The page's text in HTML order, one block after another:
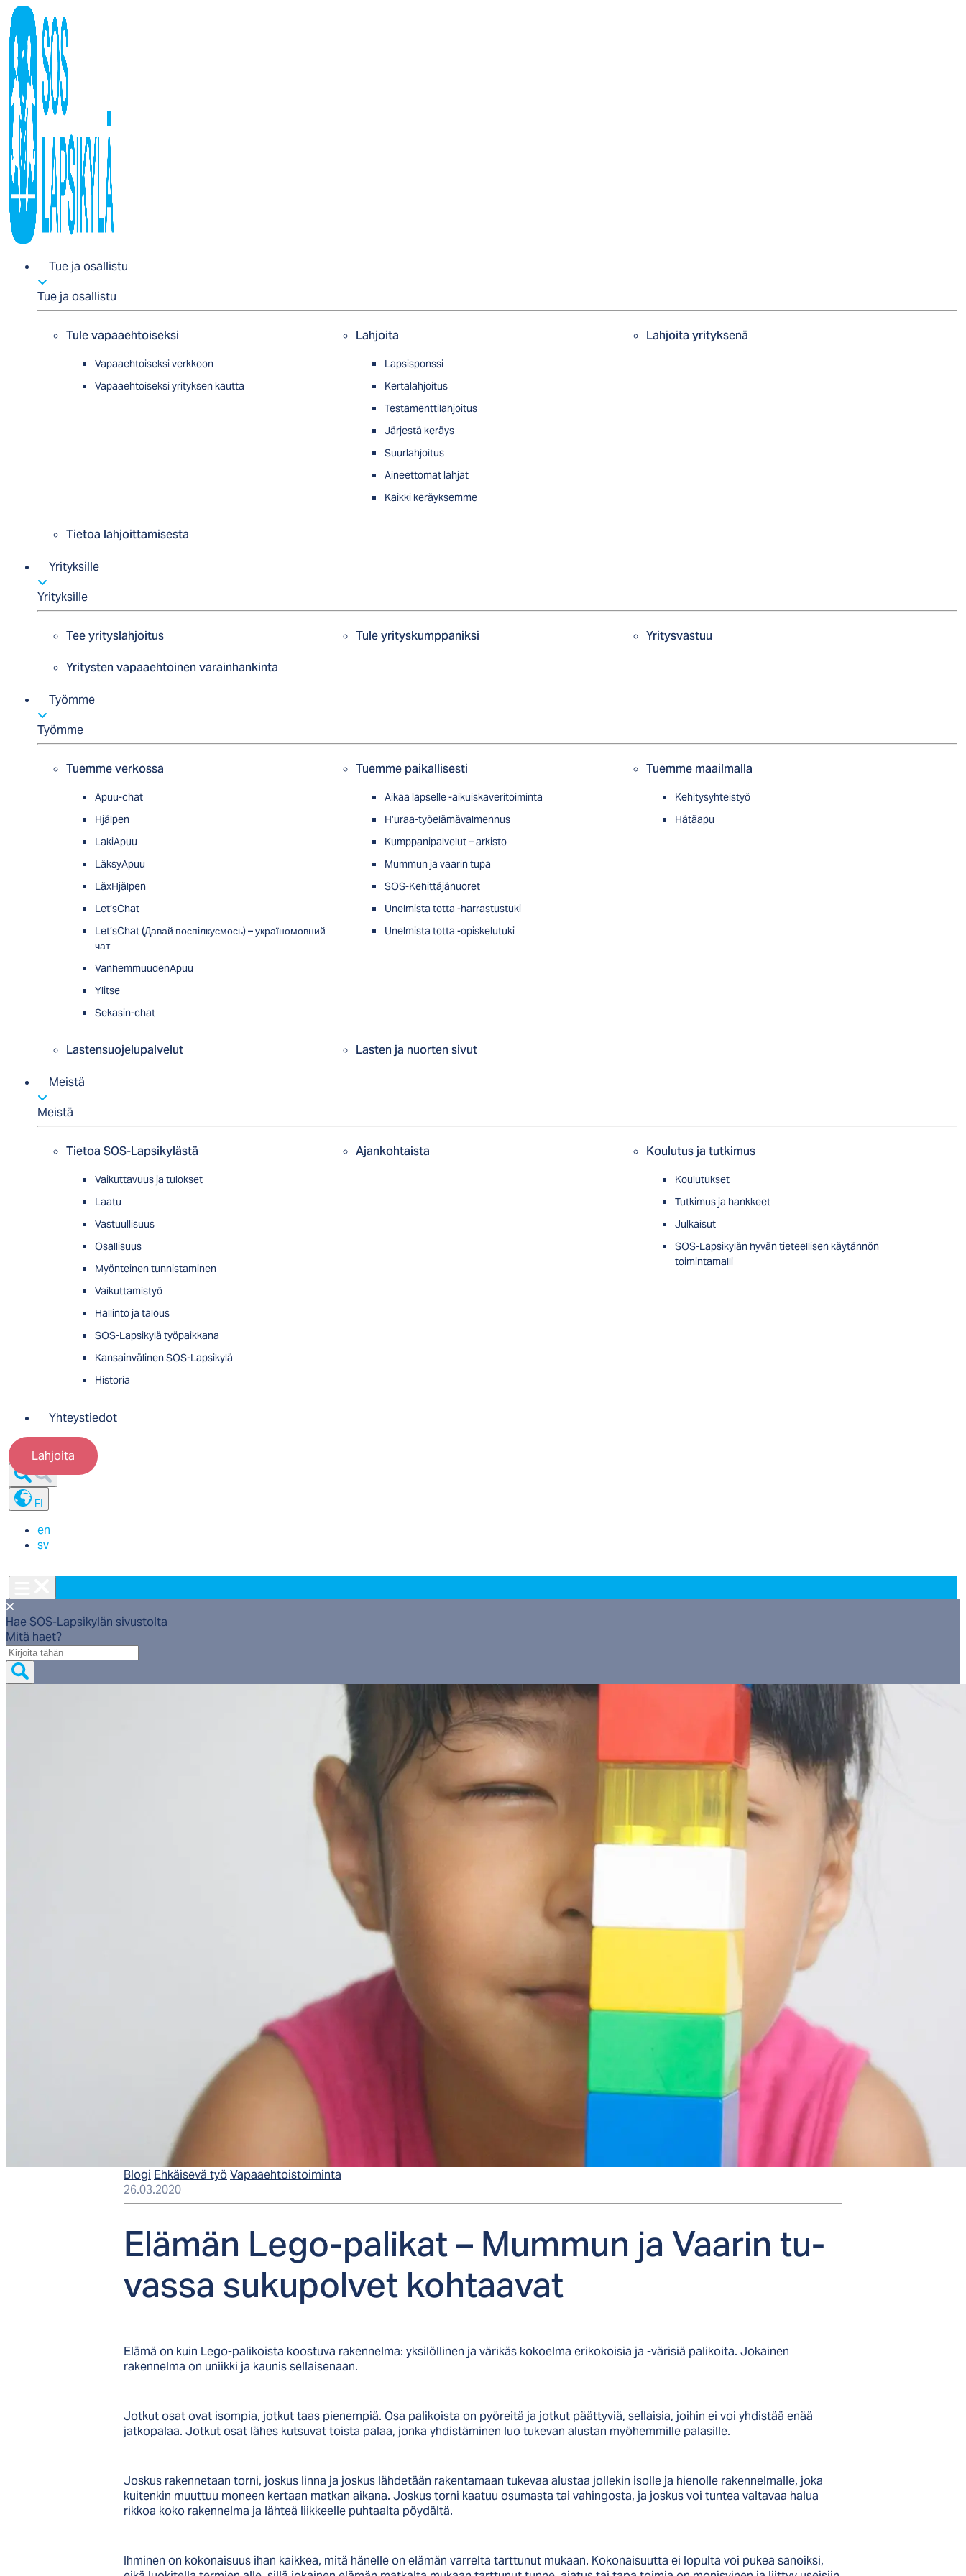
Tue ja osallistu
Tue ja osallistu
Tule vapaaehtoiseksi
Vapaaehtoiseksi verkkoon
Vapaaehtoiseksi yrityksen kautta
Lahjoita
Lapsisponssi
Kertalahjoitus
Testamenttilahjoitus
Järjestä keräys
Suurlahjoitus
Aineettomat lahjat
Kaikki keräyksemme
Lahjoita yrityksenä
Tietoa lahjoittamisesta
Yrityksille
Yrityksille
Tee yrityslahjoitus Tule yrityskumppaniksi
Yritysvastuu
Yritysten vapaaehtoinen varainhankinta
Työmme
Työmme
Tuemme verkossa
Apuu-chat
Hjälpen
LakiApuu
LäksyApuu
LäxHjälpen
Let’sChat
Let’sChat (Давай поспілкуємось) – україномовний
чат
VanhemmuudenApuu
Ylitse
Sekasin-chat
Tuemme paikallisesti
Aikaa lapselle -aikuiskaveritoiminta
H’uraa-työelämävalmennus
Kumppanipalvelut – arkisto
Mummun ja vaarin tupa
SOS-Kehittäjänuoret
Unelmista totta -harrastustuki
Unelmista totta -opiskelutuki
Tuemme maailmalla
Kehitysyhteistyö
Hätäapu
Lastensuojelupalvelut Lasten ja nuorten sivut
Meistä
Meistä
Tietoa SOS-Lapsikylästä
Vaikuttavuus ja tulokset
Laatu
Vastuullisuus
Osallisuus
Myön­tei­nen tun­nis­ta­minen
Vaikuttamistyö
Hallinto ja talous
SOS-Lapsikylä työpaikkana
Kansainvälinen SOS-Lapsikylä
Historia
Ajankohtaista Koulutus ja tutkimus
Koulutukset
Tutkimus ja hankkeet
Julkaisut
SOS-Lapsikylän hyvän tieteellisen käytännön
toimintamalli
Yhteystiedot
Lahjoita
FI
en
sv
Hae SOS-Lapsikylän sivustolta
Mitä haet?
Mitä
haet?
Blogi Ehkäisevä työVapaaehtoistoiminta
26.03.2020
Elä­män Le­go-pa­li­kat – Mum­mun ja Vaa­rin tu­
vas­sa su­ku­pol­vet koh­taa­vat
Elämä on kuin Lego-palikoista koostuva rakennelma: yksilöllinen ja värikäs kokoelma erikokoisia ja -värisiä palikoita. Jokainen
rakennelma on uniikki ja kaunis sellaisenaan.
Jotkut osat ovat isompia, jotkut taas pienempiä. Osa palikoista on pyöreitä ja jotkut päättyviä, sellaisia, joihin ei voi yhdistää enää
jatkopalaa. Jotkut osat lähes kutsuvat toista palaa, jonka yhdistäminen luo tukevan alustan myöhemmille palasille.
Joskus rakennetaan torni, joskus linna ja joskus lähdetään rakentamaan tukevaa alustaa jollekin isolle ja hienolle rakennelmalle, joka
kuitenkin muuttuu moneen kertaan matkan aikana. Joskus torni kaatuu osumasta tai vahingosta, ja joskus voi tuntea valtavaa halua
rikkoa koko rakennelma ja lähteä liikkeelle puhtaalta pöydältä.
Ihminen on kokonaisuus ihan kaikkea, mitä hänelle on elämän varrelta tarttunut mukaan. Kokonaisuutta ei lopulta voi pukea sanoiksi,